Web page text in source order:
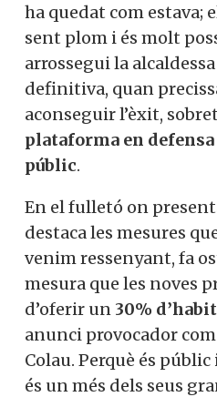
ha quedat com estava;
sent plom i és molt
arrossegui la
definitiva, quan
aconseguir l’èxit,
plataforma en
públic.
En el fulletó on
destaca les mesures
venim ressenyant, fa
mesura que les noves
d’oferir un 30%
anunci provocador
Colau. Perquè és
és un més dels seus